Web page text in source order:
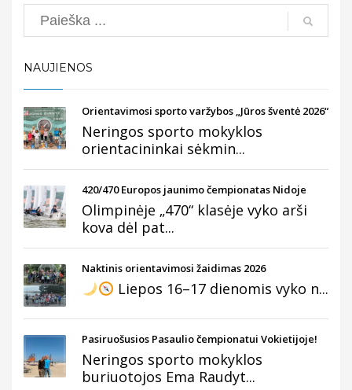
Search
NAUJIENOS
Orientavimosi sporto varžybos „Jūros šventė 2026“
Neringos sporto mokyklos
orientacininkai sėkmin...
420/470 Europos jaunimo čempionatas Nidoje
Olimpinėje „470“ klasėje vyko arši
kova dėl pat...
Naktinis orientavimosi žaidimas 2026
Liepos 16–17 dienomis vyko n...
Pasiruošusios Pasaulio čempionatui Vokietijoje!
Neringos sporto mokyklos
buriuotojos Ema Raudyt...